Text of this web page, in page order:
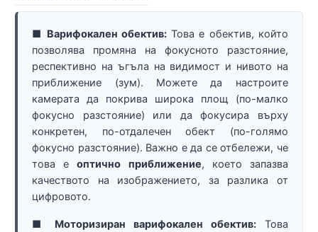
■ Варифокален обектив:Това е обектив, който
позволява промяна на фокусното разстояние,
респективно на ъгъла на видимост и нивото на
приближение (зум). Можете да настроите
камерата да покрива широка площ (по-малко
фокусно разстояние) или да фокусира върху
конкретен, по-отдалечен обект (по-голямо
фокусно разстояние). Важно е да се отбележи, че
това еоптично приближение, което запазва
качеството на изображението, за разлика от
цифровото.
■ Моторизиран варифокален обектив:Това